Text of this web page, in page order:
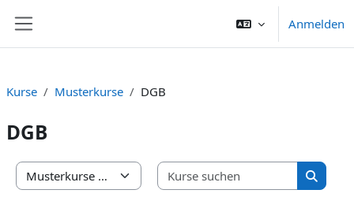
Anmelden
Kurse Musterkurse DGB
DGB
Kursbereiche
Kurse
Kurse